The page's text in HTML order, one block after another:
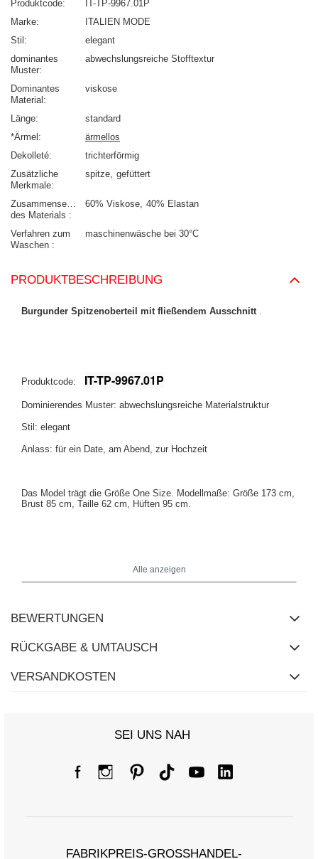
Produktcode
IT-TP-9967.01P
Marke
ITALIEN MODE
Stil
elegant
dominantes
Muster
abwechslungsreiche Stofftextur
Dominantes
Material
viskose
Länge
standard
*Ärmel
ärmellos
Dekolleté
trichterförmig
Zusätzliche
Merkmale
spitze gefüttert
Zusammensetzung
des Materials
60% Viskose 40% Elastan
Verfahren zum
Waschen
maschinenwäsche bei 30°C
PRODUKTBESCHREIBUNG
Burgunder Spitzenoberteil mit fließendem Ausschnitt .
Produktcode: IT-TP-9967.01P
Dominierendes Muster: abwechslungsreiche Materialstruktur
Stil: elegant
Anlass: für ein Date, am Abend, zur Hochzeit
Das Model trägt die Größe One Size. Modellmaße: Größe 173 cm,
Brust 85 cm, Taille 62 cm, Hüften 95 cm.
Hüfte - 42 cm, Gesamtlänge - 69 cm.
Alle anzeigen
BEWERTUNGEN
RÜCKGABE & UMTAUSCH
VERSANDKOSTEN
SEI UNS NAH
FABRIKPREIS-GROSSHANDEL-K